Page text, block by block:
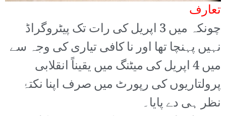
تعارف
چونکہ میں 3 اپریل کی رات تک پیٹروگراڈ
نہیں پہنچا تھا اور نا کافی تیاری کی وجہ سے
میں 4 اپریل کی میٹنگ میں یقیناً انقلابی
پرولتاریوں کی رپورٹ میں صرف اپنا نکتۂ
نظر ہی دے پایا۔